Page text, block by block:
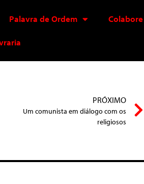
Palavra de Ordem Colabore
PRÓXIMO
Um comunista em diálogo com os
religiosos